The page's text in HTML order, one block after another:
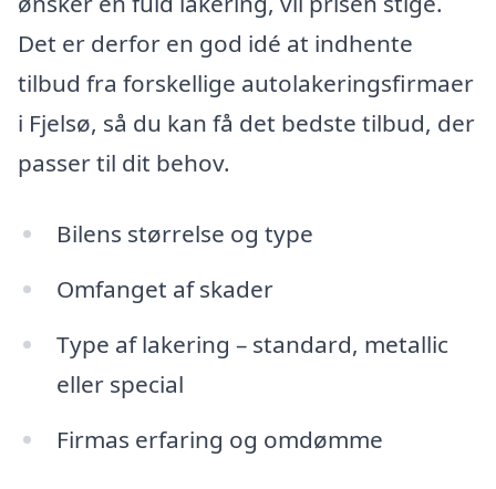
Det er derfor en god idé at indhente
tilbud fra forskellige autolakeringsfirmaer
i Fjelsø, så du kan få det bedste tilbud, der
passer til dit behov.
Bilens størrelse og type
Omfanget af skader
Type af lakering – standard, metallic
eller special
Firmas erfaring og omdømme